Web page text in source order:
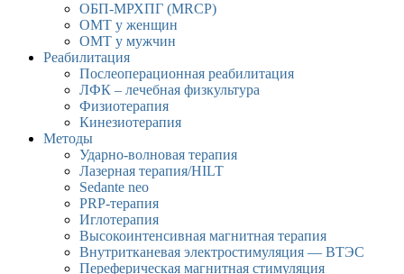
ОБП-МРХПГ (MRCP)
ОМТ у женщин
ОМТ у мужчин
Реабилитация
Послеоперационная реабилитация
ЛФК – лечебная физкультура
Физиотерапия
Кинезиотерапия
Методы
Ударно-волновая терапия
Лазерная терапия/HILT
Sedante neo
PRP-терапия
Иглотерапия
Высокоинтенсивная магнитная терапия
Внутритканевая электростимуляция — ВТЭС
Переферическая магнитная стимуляция